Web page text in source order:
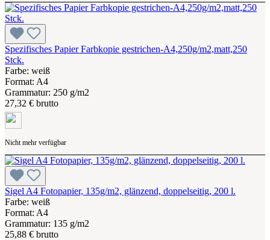
Spezifisches Papier Farbkopie gestrichen-A4,250g/m2,matt,250
Stck.
Farbe: weiß
Format: A4
Grammatur: 250 g/m2
27,32 € brutto
Nicht mehr verfügbar
Sigel A4 Fotopapier, 135g/m2, glänzend, doppelseitig, 200 l.
Farbe: weiß
Format: A4
Grammatur: 135 g/m2
25,88 € brutto